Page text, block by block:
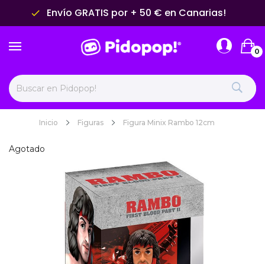
done Envío GRATIS por + 50 € en Canarias!
0
Inicio Figuras Figura Minix Rambo 12cm
Agotado